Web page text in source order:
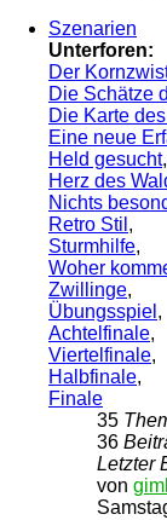
Szenarien
Unterforen:
Der
Die Schätze
Die Karte
Eine neue
Held gesucht,
Herz des
Nichts
Retro Stil ,
Sturmhilfe,
Woher
Zwillinge,
Übungsspiel ,
Achtelfinale,
Viertelfinale,
Halbfinale,
Finale
35
36
Letzter
von